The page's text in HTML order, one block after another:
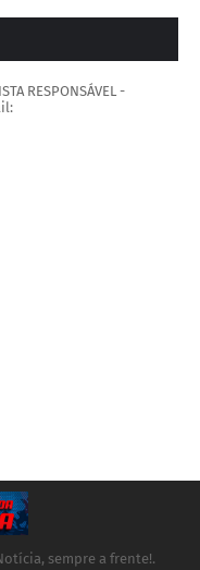
RESPONSÁVEL -
sempre a frente!.